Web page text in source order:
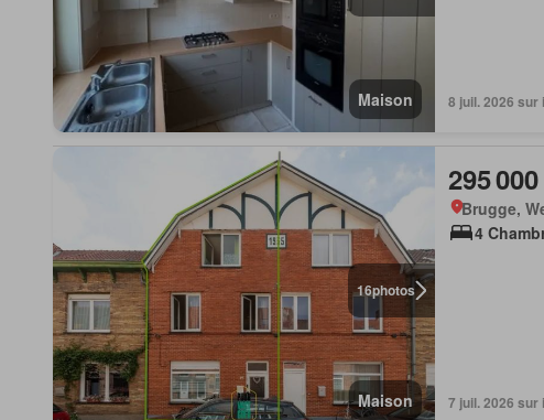
Maison 8 juil. 2026 sur
16photos
Maison
295
Brugge,
4
7 juil. 2026 sur